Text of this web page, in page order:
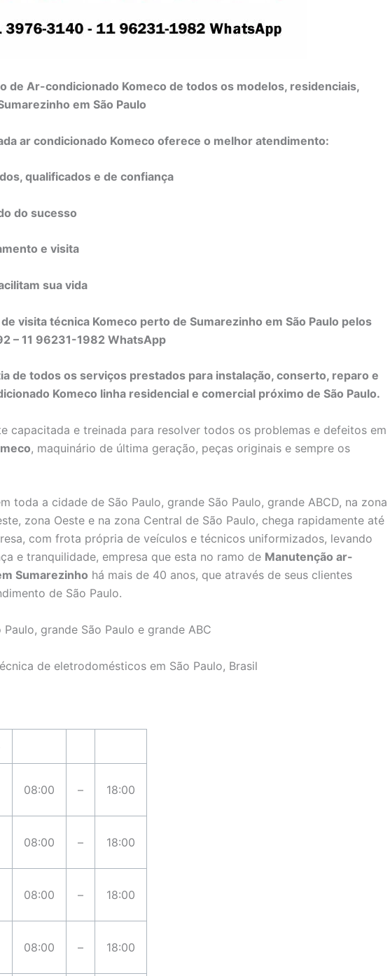
de Ar-condicionado Komeco de todos os modelos, residenciais,
em São Paulo
ar condicionado Komeco oferece o melhor atendimento:
qualificados e de confiança
do sucesso
e visita
sua vida
visita técnica Komeco perto de Sumarezinho em São Paulo pelos
– 11 96231-1982 WhatsApp
de todos os serviços prestados para instalação, conserto, reparo e
Komeco linha residencial e comercial próximo de São Paulo.
capacitada e treinada para resolver todos os problemas e defeitos em
, maquinário de última geração, peças originais e sempre os
toda a cidade de São Paulo, grande São Paulo, grande ABCD, na zona
zona Oeste e na zona Central de São Paulo, chega rapidamente até
com frota própria de veículos e técnicos uniformizados, levando
e tranquilidade, empresa que esta no ramo de Manutenção ar-
Sumarezinho há mais de 40 anos, que através de seus clientes
de São Paulo.
Paulo, grande São Paulo e grande ABC
de eletrodomésticos em São Paulo, Brasil
08:00 – 18:00
08:00 – 18:00
08:00 – 18:00
08:00 – 18:00